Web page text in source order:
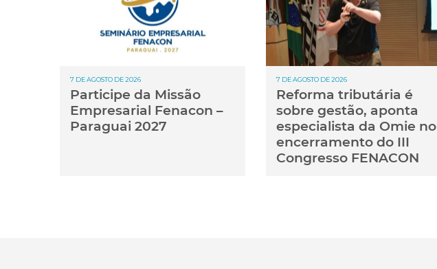
7 DE AGOSTO DE 2026
Participe da Missão
Empresarial Fenacon –
Paraguai 2027
7 DE AGOSTO DE 2026
Reforma tributária é
sobre gestão, aponta
especialista da Omie no
encerramento do III
Congresso FENACON